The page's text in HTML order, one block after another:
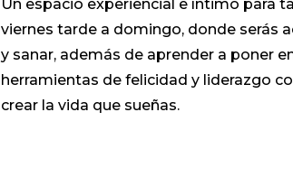
Un espacio experiencial e íntimo para
viernes tarde a domingo, donde serás
y sanar, además de aprender a poner
herramientas de felicidad y liderazgo
crear la vida que sueñas.